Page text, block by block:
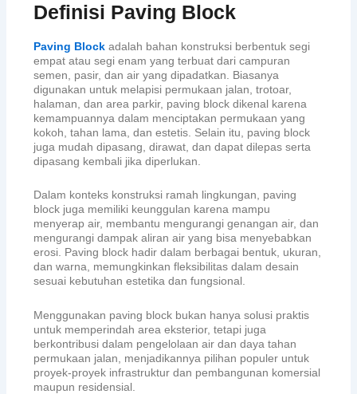
Definisi Paving Block
Paving Blockadalah bahan konstruksi berbentuk segi
empat atau segi enam yang terbuat dari campuran
semen, pasir, dan air yang dipadatkan. Biasanya
digunakan untuk melapisi permukaan jalan, trotoar,
halaman, dan area parkir, paving block dikenal karena
kemampuannya dalam menciptakan permukaan yang
kokoh, tahan lama, dan estetis. Selain itu, paving block
juga mudah dipasang, dirawat, dan dapat dilepas serta
dipasang kembali jika diperlukan.
Dalam konteks konstruksi ramah lingkungan, paving
block juga memiliki keunggulan karena mampu
menyerap air, membantu mengurangi genangan air, dan
mengurangi dampak aliran air yang bisa menyebabkan
erosi. Paving block hadir dalam berbagai bentuk, ukuran,
dan warna, memungkinkan fleksibilitas dalam desain
sesuai kebutuhan estetika dan fungsional.
Menggunakan paving block bukan hanya solusi praktis
untuk memperindah area eksterior, tetapi juga
berkontribusi dalam pengelolaan air dan daya tahan
permukaan jalan, menjadikannya pilihan populer untuk
proyek-proyek infrastruktur dan pembangunan komersial
maupun residensial.